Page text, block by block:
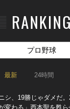
RANKING
プロ野球
最新 24時間
ニシ、19勝じゃダメだ
変わる」西本聖を甦